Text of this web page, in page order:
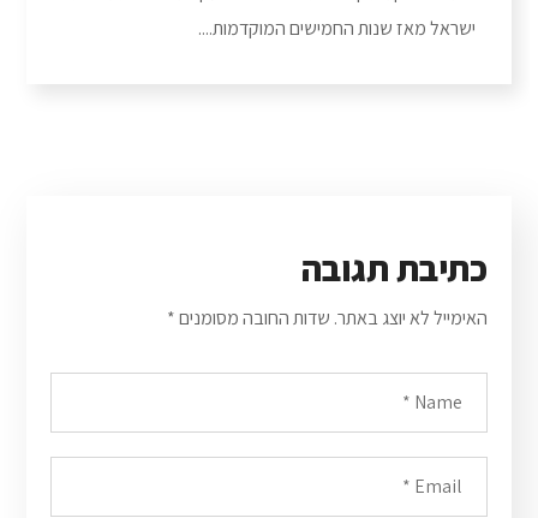
ישראל מאז שנות החמישים המוקדמות....
כתיבת תגובה
האימייל לא יוצג באתר. שדות החובה מסומנים*